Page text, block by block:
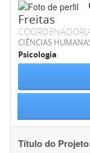
Freitas
CIÊNCIAS
Psicologia
Título do